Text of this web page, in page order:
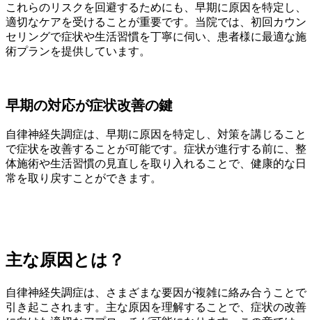
これらのリスクを回避するためにも、早期に原因を特定し、
適切なケアを受けることが重要です。当院では、初回カウン
セリングで症状や生活習慣を丁寧に伺い、患者様に最適な施
術プランを提供しています。
早期の対応が症状改善の鍵
自律神経失調症は、早期に原因を特定し、対策を講じること
で症状を改善することが可能です。症状が進行する前に、整
体施術や生活習慣の見直しを取り入れることで、健康的な日
常を取り戻すことができます。
主な原因とは？
自律神経失調症は、さまざまな要因が複雑に絡み合うことで
引き起こされます。主な原因を理解することで、症状の改善